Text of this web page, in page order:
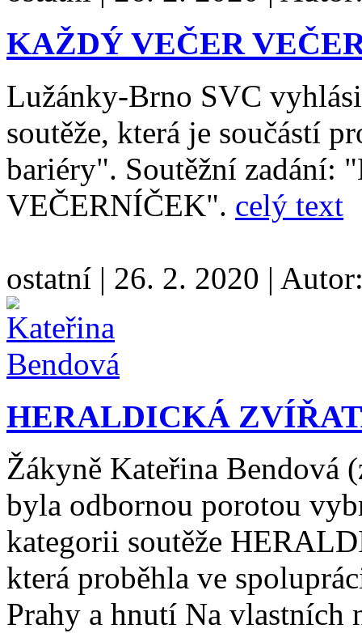
KAŽDÝ VEČER
Lužánky-Brno SVC
soutěže, která je součástí
bariéry". Soutěžní zadání:
VEČERNÍČEK". celý text
ostatní | 26. 2. 2020 |
HERALDICKÁ
Žákyně Kateřina Bendová
byla odbornou porotou
kategorii soutěže
která proběhla ve
Prahy a hnutí Na vlastních